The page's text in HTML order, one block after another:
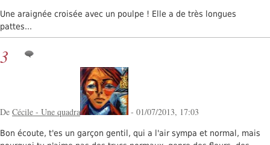
Une araignée croisée avec un poulpe ! Elle a de très longues
pattes...
3
De Cécile - Une quadra - 01/07/2013, 17:03
Bon écoute, t'es un garçon gentil, qui a l'air sympa et normal, mais